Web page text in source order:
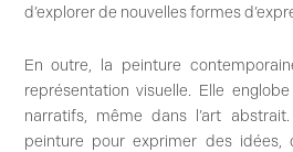
d’explorer de nouvelles formes
En outre, la peinture
représentation visuelle. Elle
narratifs, même dans l’art
peinture pour exprimer des idées,